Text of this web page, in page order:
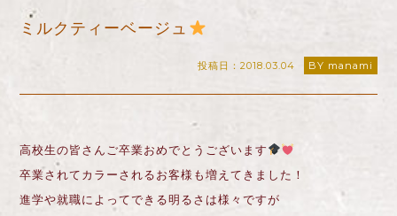
ミルクティーベージュ
投稿日：2018.03.04 BY manami
高校生の皆さんご卒業おめでとうございます
卒業されてカラーされるお客様も増えてきました！
進学や就職によってできる明るさは様々ですが